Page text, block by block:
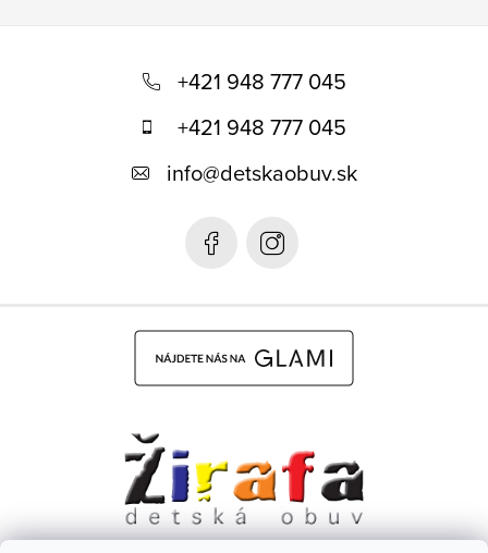
+421 948 777 045
+421 948 777 045
info@detskaobuv.sk